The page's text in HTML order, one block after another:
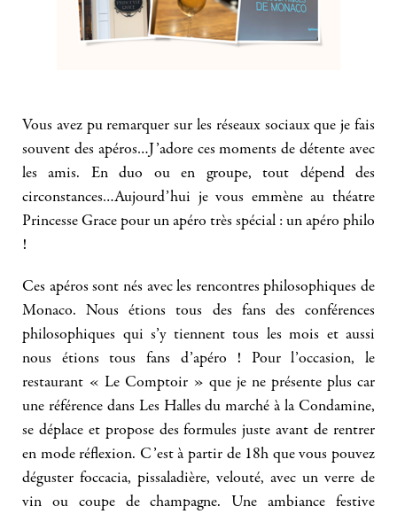
Vous avez pu remarquer sur les réseaux sociaux que je fais
souvent des apéros…J’adore ces moments de détente avec
les amis. En duo ou en groupe, tout dépend des
circonstances…Aujourd’hui je vous emmène au théatre
Princesse Grace pour un apéro très spécial : un apéro philo
!
Ces apéros sont nés avec les rencontres philosophiques de
Monaco. Nous étions tous des fans des conférences
philosophiques qui s’y tiennent tous les mois et aussi
nous étions tous fans d’apéro ! Pour l’occasion, le
restaurant « Le Comptoir » que je ne présente plus car
une référence dans Les Halles du marché à la Condamine,
se déplace et propose des formules juste avant de rentrer
en mode réflexion. C’est à partir de 18h que vous pouvez
déguster foccacia, pissaladière, velouté, avec un verre de
vin ou coupe de champagne. Une ambiance festive